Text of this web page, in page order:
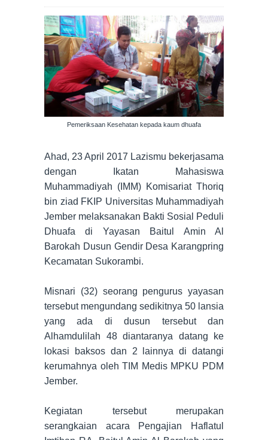
Pemeriksaan Kesehatan kepada kaum dhuafa
Ahad, 23 April 2017 Lazismu bekerjasama
dengan Ikatan Mahasiswa
Muhammadiyah (IMM) Komisariat Thoriq
bin ziad FKIP Universitas Muhammadiyah
Jember melaksanakan Bakti Sosial Peduli
Dhuafa di Yayasan Baitul Amin Al
Barokah Dusun Gendir Desa Karangpring
Kecamatan Sukorambi.
Misnari (32) seorang pengurus yayasan
tersebut mengundang sedikitnya 50 lansia
yang ada di dusun tersebut dan
Alhamdulilah 48 diantaranya datang ke
lokasi baksos dan 2 lainnya di datangi
kerumahnya oleh TIM Medis MPKU PDM
Jember.
Kegiatan tersebut merupakan
serangkaian acara Pengajian Haflatul